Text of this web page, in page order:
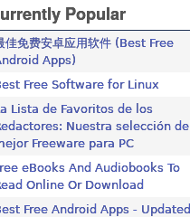
Popular
佳免费安卓应用软件 (Best Free
Apps)
Free Software for Linux
Lista de Favoritos de los
Nuestra selección del
Freeware para PC
eBooks And Audiobooks To
Online Or Download
Free Android Apps - Updated